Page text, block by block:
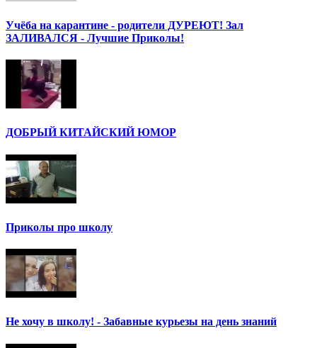
Учёба на карантине - родители ДУРЕЮТ! Зал
ЗАЛИВАЛСЯ - Лучшие Приколы!
ДОБРЫЙ КИТАЙСКИЙ ЮМОР
Приколы про школу
Не хочу в школу! - Забавные курьезы на день знаний